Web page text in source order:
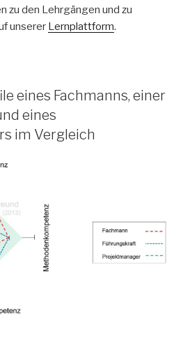
zu den Lehrgängen und zu
unserer Lernplattform.
eines Fachmanns, einer
eines
im Vergleich